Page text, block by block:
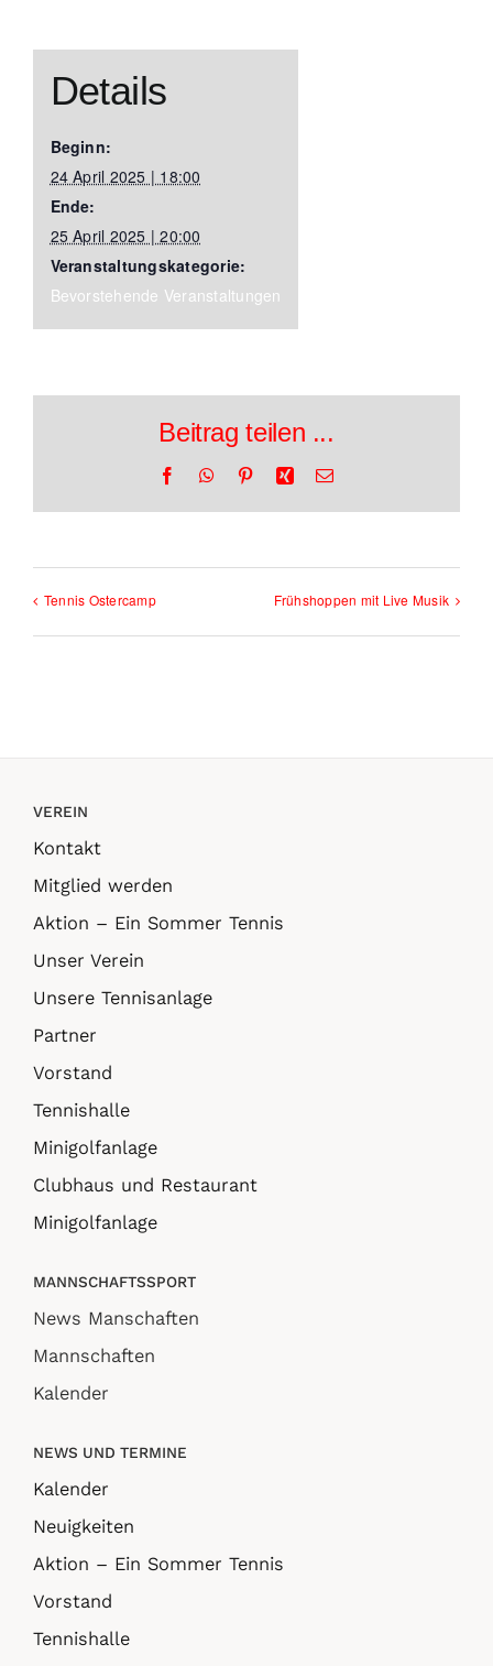
Details
Beginn:
24 April 2025 | 18:00
Ende:
25 April 2025 | 20:00
Veranstaltungskategorie:
Bevorstehende Veranstaltungen
Beitrag teilen ...
FacebookWhatsApp
PinterestXing E-
Tennis Ostercamp Frühshoppen mit Live Musik
VEREIN
Kontakt
Mitglied werden
Aktion – Ein Sommer Tennis
Unser Verein
Unsere Tennisanlage
Partner
Vorstand
Tennishalle
Minigolfanlage
Clubhaus und Restaurant
Minigolfanlage
MANNSCHAFTSSPORT
News Manschaften
Mannschaften
Kalender
NEWS UND TERMINE
Kalender
Neuigkeiten
Aktion – Ein Sommer Tennis
Vorstand
Tennishalle